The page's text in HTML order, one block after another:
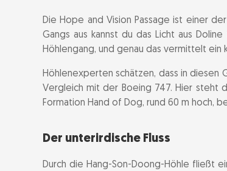
Die Hope and Vision Passage ist einer
Gangs aus kannst du das Licht aus
Höhlengang, und genau das vermittelt ein
Höhlenexperten schätzen, dass in diesen
Vergleich mit der Boeing 747. Hier steht
Formation Hand of Dog, rund 60 m hoch,
Der unterirdische Fluss
Durch die Hang-Son-Doong-Höhle fließt